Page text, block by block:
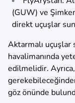
(GUW) ve
direkt uçuşlar
Aktarmalı uçuşlar
havalimanında
edilmelidir.
göz önünde